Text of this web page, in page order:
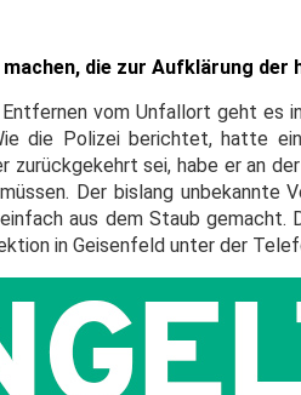
die zur Aufklärung
vom Unfallort geht es
die Polizei berichtet, hatte
sei, habe er an
Der bislang unbekannte
aus dem Staub gemacht.
in Geisenfeld unter der